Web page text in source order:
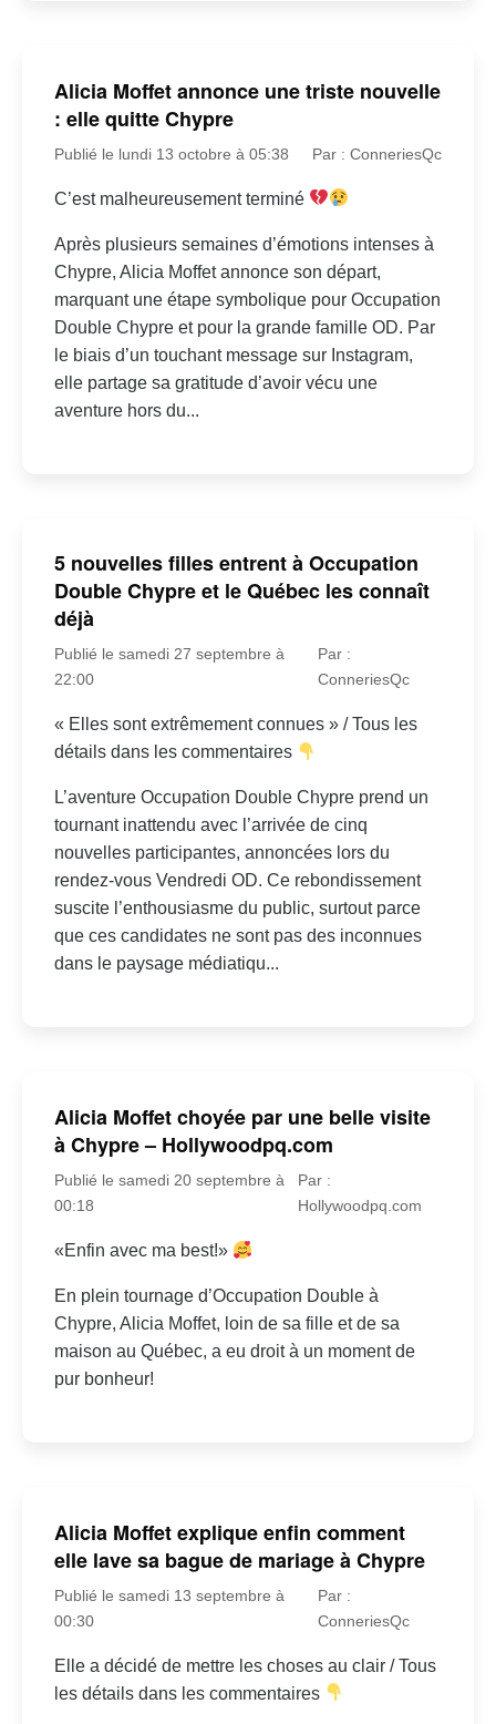
Alicia Moffet annonce une triste nouvelle
: elle quitte Chypre
Publié le lundi 13 octobre à 05:38 Par : ConneriesQc
C’est malheureusement terminé
Après plusieurs semaines d’émotions intenses à
Chypre, Alicia Moffet annonce son départ,
marquant une étape symbolique pour Occupation
Double Chypre et pour la grande famille OD. Par
le biais d’un touchant message sur Instagram,
elle partage sa gratitude d’avoir vécu une
aventure hors du...
5 nouvelles filles entrent à Occupation
Double Chypre et le Québec les connaît
déjà
Publié le samedi 27 septembre à
22:00
Par :
ConneriesQc
« Elles sont extrêmement connues » / Tous les
détails dans les commentaires
L’aventure Occupation Double Chypre prend un
tournant inattendu avec l’arrivée de cinq
nouvelles participantes, annoncées lors du
rendez-vous Vendredi OD. Ce rebondissement
suscite l’enthousiasme du public, surtout parce
que ces candidates ne sont pas des inconnues
dans le paysage médiatiqu...
Alicia Moffet choyée par une belle visite
à Chypre – Hollywoodpq.com
Publié le samedi 20 septembre à
00:18
Par :
Hollywoodpq.com
«Enfin avec ma best!»
En plein tournage d’Occupation Double à
Chypre, Alicia Moffet, loin de sa fille et de sa
maison au Québec, a eu droit à un moment de
pur bonheur!
Alicia Moffet explique enfin comment
elle lave sa bague de mariage à Chypre
Publié le samedi 13 septembre à
00:30
Par :
ConneriesQc
Elle a décidé de mettre les choses au clair / Tous
les détails dans les commentaires